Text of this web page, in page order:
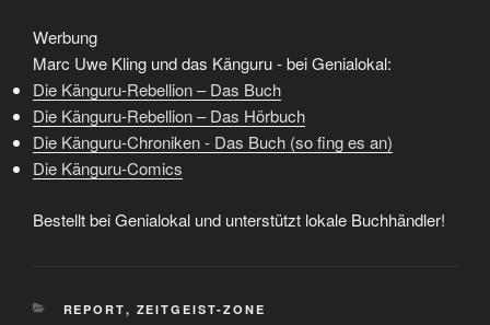
Werbung
Marc Uwe Kling und das Känguru - bei Genialokal:
Die Känguru-Rebellion – Das Buch
Die Känguru-Rebellion – Das Hörbuch
Die Känguru-Chroniken - Das Buch (so fing es an)
Die Känguru-Comics
Bestellt bei Genialokal und unterstützt lokale Buchhändler!
KATEGORIEN
REPORT, ZEITGEIST-ZONE